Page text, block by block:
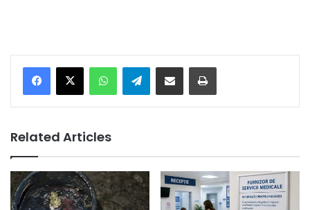
Telegram
Related Articles